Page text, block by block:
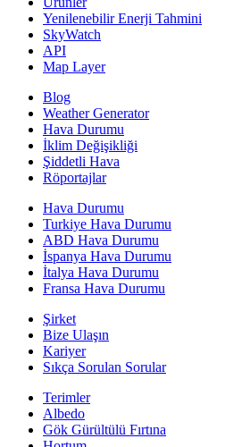
Yenilenebilir Enerji Tahmini
SkyWatch
API
Map Layer
Blog
Weather Generator
Hava Durumu
İklim Değişikliği
Şiddetli Hava
Röportajlar
Hava Durumu
Turkiye Hava Durumu
ABD Hava Durumu
İspanya Hava Durumu
İtalya Hava Durumu
Fransa Hava Durumu
Şirket
Bize Ulaşın
Kariyer
Sıkça Sorulan Sorular
Terimler
Albedo
Gök Gürültülü Fırtına